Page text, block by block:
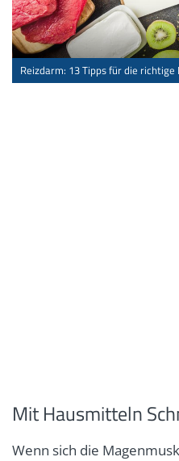
Reizdarm: 13 Tipps für die richtige
Mit Hausmitteln
Wenn sich die